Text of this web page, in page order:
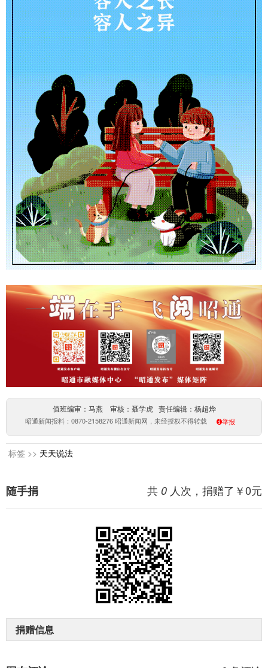
值班编审：马燕 审核：聂学虎 责任编辑：杨超烨
昭通新闻报料：0870-2158276 昭通新闻网，未经授权不得转载 举报
标签 >> 天天说法
共 0 人次，捐赠了￥0元
随手捐
捐赠信息